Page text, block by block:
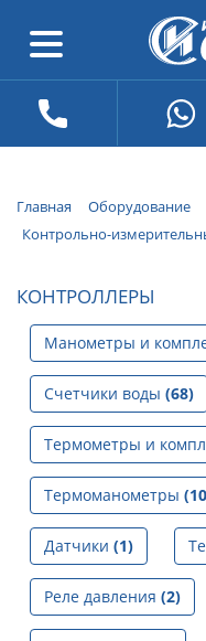
Главная
Оборудование
Контрольно-
КОНТРОЛЛЕРЫ
Манометры и
Счетчики воды (68)
Термометры и
Термоманометры
Датчики (1)
Реле давления (2)